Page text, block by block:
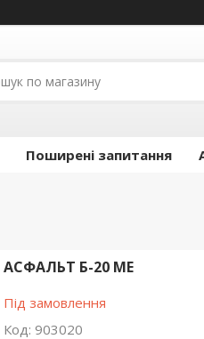
Поширені запитання
АСФАЛЬТ Б-20 МЕ
Під замовлення
Код: 903020